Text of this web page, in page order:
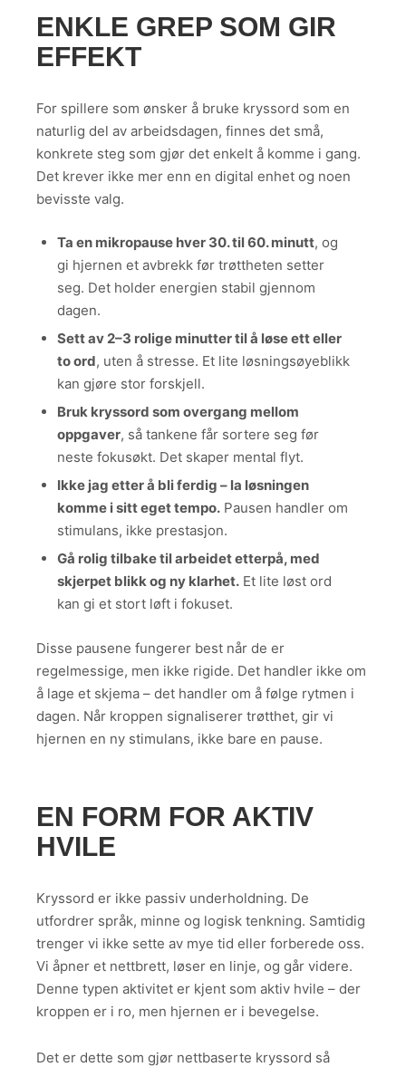
ENKLE GREP SOM GIR
EFFEKT
For spillere som ønsker å bruke kryssord som en
naturlig del av arbeidsdagen, finnes det små,
konkrete steg som gjør det enkelt å komme i gang.
Det krever ikke mer enn en digital enhet og noen
bevisste valg.
Ta en mikropause hver 30. til 60. minutt, og
gi hjernen et avbrekk før trøttheten setter
seg. Det holder energien stabil gjennom
dagen.
Sett av 2–3 rolige minutter til å løse ett eller
to ord, uten å stresse. Et lite løsningsøyeblikk
kan gjøre stor forskjell.
Bruk kryssord som overgang mellom
oppgaver, så tankene får sortere seg før
neste fokusøkt. Det skaper mental flyt.
Ikke jag etter å bli ferdig – la løsningen
komme i sitt eget tempo.Pausen handler om
stimulans, ikke prestasjon.
Gå rolig tilbake til arbeidet etterpå, med
skjerpet blikk og ny klarhet.Et lite løst ord
kan gi et stort løft i fokuset.
Disse pausene fungerer best når de er
regelmessige, men ikke rigide. Det handler ikke om
å lage et skjema – det handler om å følge rytmen i
dagen. Når kroppen signaliserer trøtthet, gir vi
hjernen en ny stimulans, ikke bare en pause.
EN FORM FOR AKTIV
HVILE
Kryssord er ikke passiv underholdning. De
utfordrer språk, minne og logisk tenkning. Samtidig
trenger vi ikke sette av mye tid eller forberede oss.
Vi åpner et nettbrett, løser en linje, og går videre.
Denne typen aktivitet er kjent som aktiv hvile – der
kroppen er i ro, men hjernen er i bevegelse.
Det er dette som gjør nettbaserte kryssord så